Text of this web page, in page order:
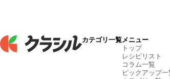
カテゴリ一覧メニュー
トップ
レシピリスト
コラム一覧
ピックアップ一